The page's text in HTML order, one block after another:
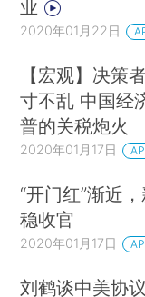
业
2020年01月22日
【宏观】决策
寸不乱 中国经
普的关税炮火
2020年01月17日
“开门红”渐近
稳收官
2020年01月17日
刘鹤谈中美协